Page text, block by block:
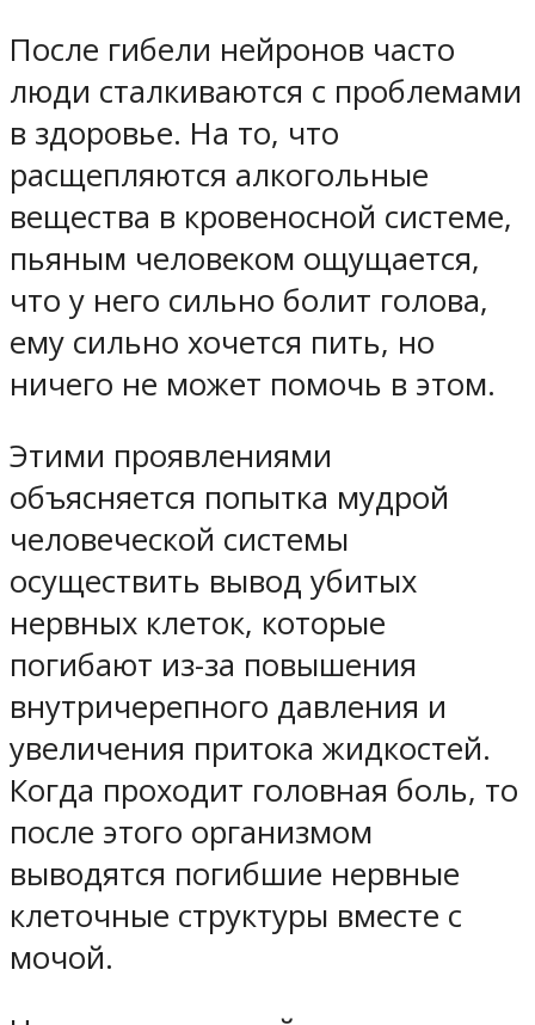
После гибели нейронов часто
люди сталкиваются с проблемами
в здоровье. На то, что
расщепляются алкогольные
вещества в кровеносной системе,
пьяным человеком ощущается,
что у него сильно болит голова,
ему сильно хочется пить, но
ничего не может помочь в этом.
Этими проявлениями
объясняется попытка мудрой
человеческой системы
осуществить вывод убитых
нервных клеток, которые
погибают из-за повышения
внутричерепного давления и
увеличения притока жидкостей.
Когда проходит головная боль, то
после этого организмом
выводятся погибшие нервные
клеточные структуры вместе с
мочой.